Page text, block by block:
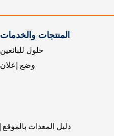
المنتجات والخدمات
حلول للبائعين
وضع إعلان
دليل المعدات بالموقع